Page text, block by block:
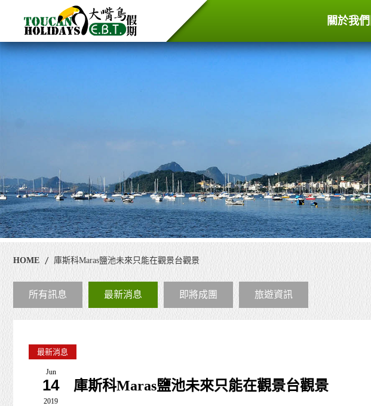
關於我們
HOME 庫斯科Maras鹽池未來只能在觀景台觀景
所有訊息 最新消息 即將成團 旅遊資訊
最新消息
Jun
14
2019
庫斯科Maras鹽池未來只能在觀景台觀景